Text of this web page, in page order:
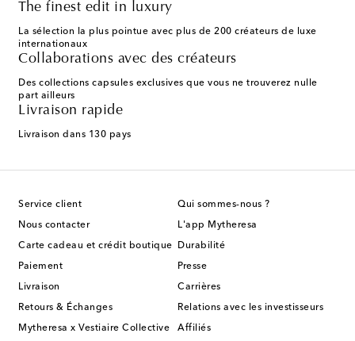
The finest edit in luxury
La sélection la plus pointue avec plus de 200 créateurs de luxe
internationaux
Collaborations avec des créateurs
Des collections capsules exclusives que vous ne trouverez nulle
part ailleurs
Livraison rapide
Livraison dans 130 pays
Service client
Nous contacter
Carte cadeau et crédit boutique
Paiement
Livraison
Retours & Échanges
Mytheresa x Vestiaire Collective
Qui sommes-nous ?
L'app Mytheresa
Durabilité
Presse
Carrières
Relations avec les investisseurs
Affiliés